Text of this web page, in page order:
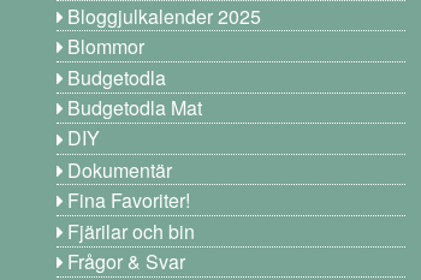
Bloggjulkalender 2025
Blommor
Budgetodla
Budgetodla Mat
DIY
Dokumentär
Fina Favoriter!
Fjärilar och bin
Frågor & Svar